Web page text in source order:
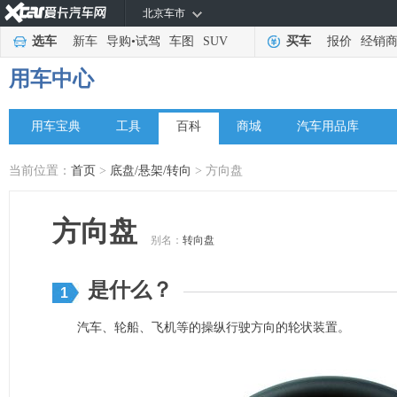
北京车市
选车 新车 导购•试驾 车图 SUV 买车 报价 经销商
用车中心
用车宝典 工具 百科 商城 汽车用品库
当前位置： 首页 > 底盘/悬架/转向 > 方向盘
方向盘 别名： 转向盘
1 是什么？
汽车、轮船、飞机等的操纵行驶方向的轮状装置。